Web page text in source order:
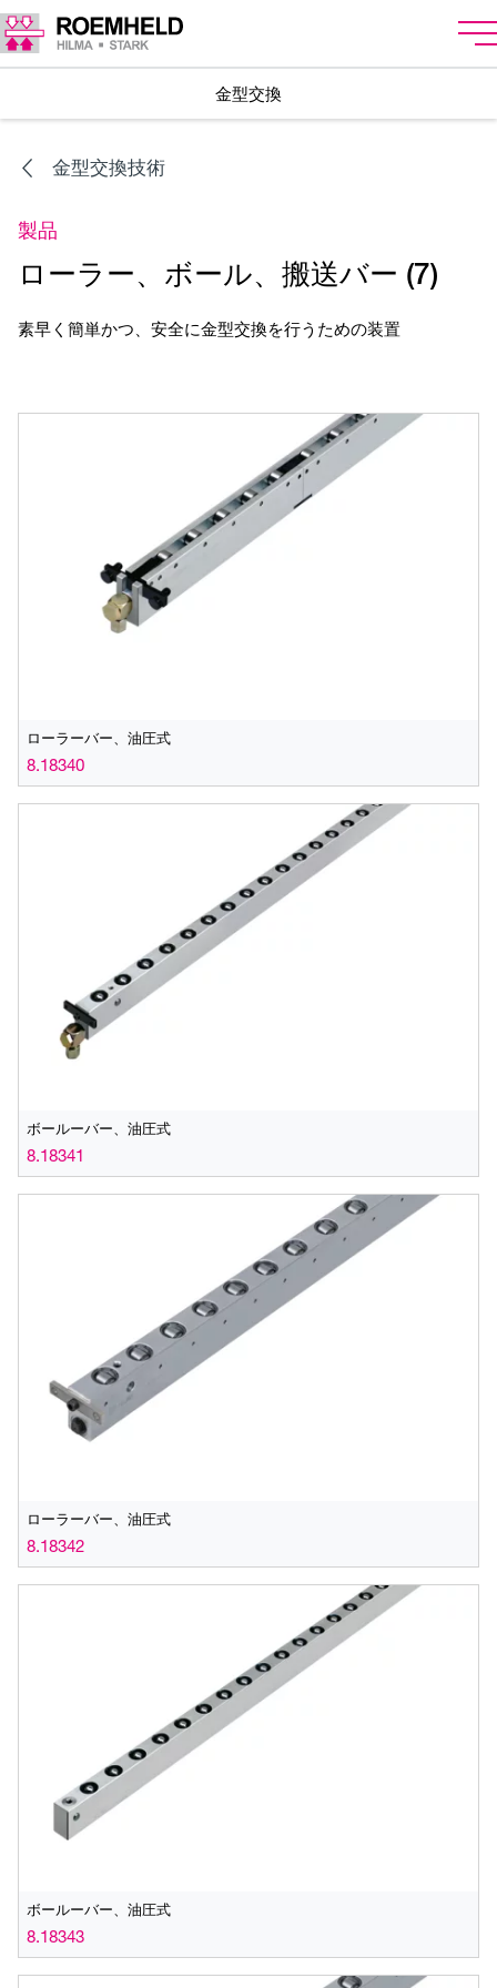
金型交換
金型交換技術
製品
ローラー、ボール、搬送バー (7)
素早く簡単かつ、安全に金型交換を行うための装置
ローラーバー、油圧式
8.18340
ボールーバー、油圧式
8.18341
ローラーバー、油圧式
8.18342
ボールーバー、油圧式
8.18343